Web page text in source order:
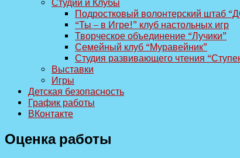
Студии и Клубы
Подростковый волонтерский штаб
“Ты – в Игре!” клуб настольных игр
Творческое объединение “Лучики”
Семейный клуб “Муравейник”
Студия развивающего чтения
Выставки
Игры
Детская безопасность
График работы
ВКонтакте
Оценка работы